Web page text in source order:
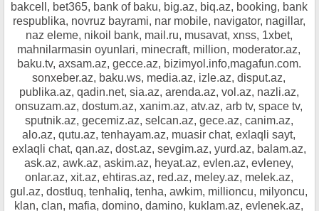
bakcell, bet365, bank of baku, big.az, biq.az, booking, bank
respublika, novruz bayrami, nar mobile, navigator, nagillar,
naz eleme, nikoil bank, mail.ru, musavat, xnss, 1xbet,
mahnilarmasin oyunlari, minecraft, million, moderator.az,
baku.tv, axsam.az, gecce.az, bizimyol.info,magafun.com.
sonxeber.az, baku.ws, media.az, izle.az, disput.az,
publika.az, qadin.net, sia.az, arenda.az, vol.az, nazli.az,
onsuzam.az, dostum.az, xanim.az, atv.az, arb tv, space tv,
sputnik.az, gecemiz.az, selcan.az, gece.az, canim.az,
alo.az, qutu.az, tenhayam.az, muasir chat, exlaqli sayt,
exlaqli chat, qan.az, dost.az, sevgim.az, yurd.az, balam.az,
ask.az, awk.az, askim.az, heyat.az, evlen.az, evleney,
onlar.az, xit.az, ehtiras.az, red.az, meley.az, melek.az,
gul.az, dostluq, tenhaliq, tenha, awkim, millioncu, milyoncu,
klan, clan, mafia, domino, damino, kuklam.az, evlenek.az,